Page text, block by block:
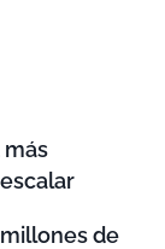
más
de